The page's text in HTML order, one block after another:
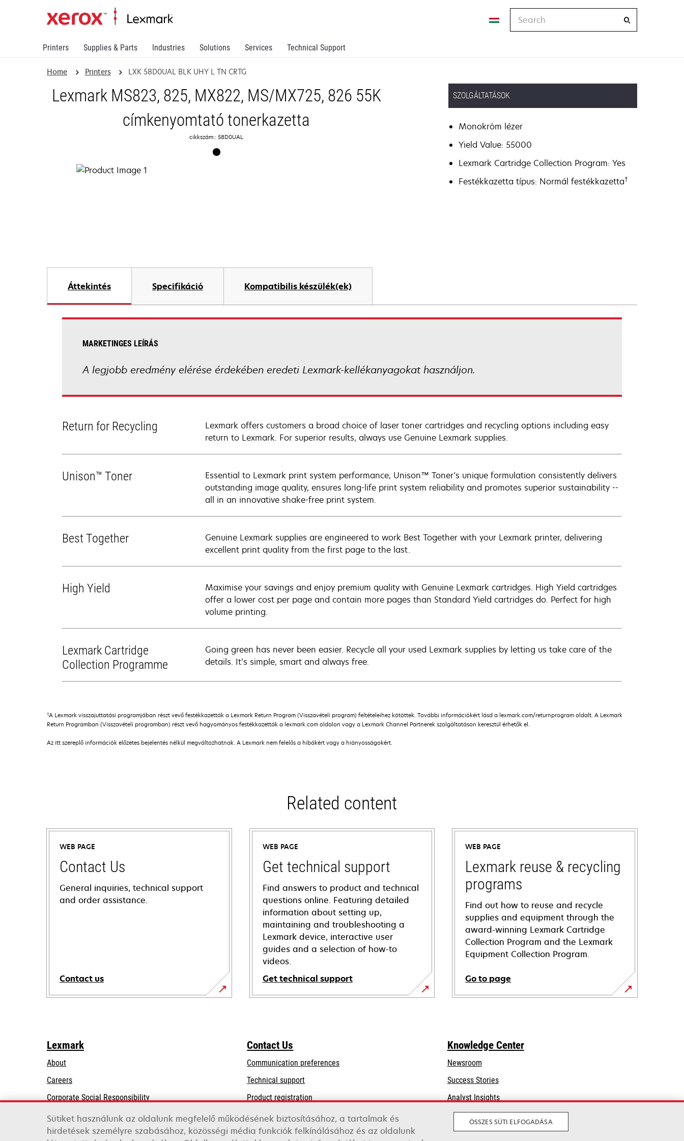
Printers Supplies & Parts Industries Solutions Services Technical Support
Home Printers LXK 58D0UAL BLK UHY L TN CRTG
Lexmark MS823, 825, MX822, MS/MX725, 826 55K
címkenyomtató tonerkazetta
cikkszám:: 58D0UAL
SZOLGÁLTATÁSOK
Monokróm lézer
Yield Value: 55000
Lexmark Cartridge Collection Program: Yes
Festékkazetta típus: Normál festékkazetta†
Áttekintés Specifikáció Kompatibilis készülék(ek)
MARKETINGES LEÍRÁS
A legjobb eredmény elérése érdekében eredeti Lexmark-kellékanyagokat használjon.
Return for Recycling
Lexmark offers customers a broad choice of laser toner cartridges and recycling options including easy
return to Lexmark. For superior results, always use Genuine Lexmark supplies.
Unison™ Toner
Essential to Lexmark print system performance, Unison™ Toner's unique formulation consistently delivers
outstanding image quality, ensures long-life print system reliability and promotes superior sustainability --
all in an innovative shake-free print system.
Best Together
Genuine Lexmark supplies are engineered to work Best Together with your Lexmark printer, delivering
excellent print quality from the first page to the last.
High Yield
Maximise your savings and enjoy premium quality with Genuine Lexmark cartridges. High Yield cartridges
offer a lower cost per page and contain more pages than Standard Yield cartridges do. Perfect for high
volume printing.
Lexmark Cartridge
Collection Programme
Going green has never been easier. Recycle all your used Lexmark supplies by letting us take care of the
details. It’s simple, smart and always free.
†A Lexmark visszajuttatási programjában részt vevő festékkazetták a Lexmark Return Program (Visszavételi program) feltételeihez kötöttek. További információkért lásd a lexmark.com/returnprogram oldalt. A Lexmark
Return Programban (Visszavételi programban) részt vevő hagyományos festékkazetták a lexmark.com oldalon vagy a Lexmark Channel Partnerek szolgáltatáson keresztül érhetők el.
Az itt szereplő információk előzetes bejelentés nélkül megváltozhatnak. A Lexmark nem felelős a hibákért vagy a hiányosságokért.
Related content
WEB PAGE
Contact Us
General inquiries, technical support
and order assistance.
Contact us
WEB PAGE
Get technical support
Find answers to product and technical
questions online. Featuring detailed
information about setting up,
maintaining and troubleshooting a
Lexmark device, interactive user
guides and a selection of how-to
videos.
Get technical support
opens
tab
WEB PAGE
Lexmark reuse & recycling
programs
Find out how to reuse and recycle
supplies and equipment through the
award-winning Lexmark Cartridge
Collection Program and the Lexmark
Equipment Collection Program.
Go to page
Lexmark
About
Careers
Corporate Social Responsibilityopens
a
new
Sustainability
Lexmark Partners
Contact Us
Communication preferences
Technical supportopens
a
new
tab
Product registration
Find a dealer
List of wholesalers
Knowledge Center
Newsroom
Success Stories
Analyst Insights
Sütiket használunk az oldalunk megfelelő működésének biztosításához, a tartalmak és
hirdetések személyre szabásához, közösségi média funkciók felkínálásához és az oldalunk
ÖSSZES SÜTI ELFOGADÁSA